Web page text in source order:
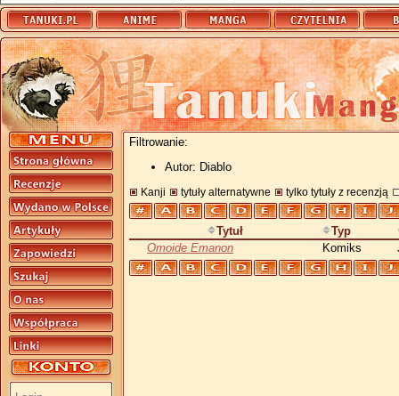
Filtrowanie:
Autor: Diablo
Kanji tytuły alternatywne tylko tytuły z recenzją
Tytuł
Typ
Omoide Emanon
Komiks